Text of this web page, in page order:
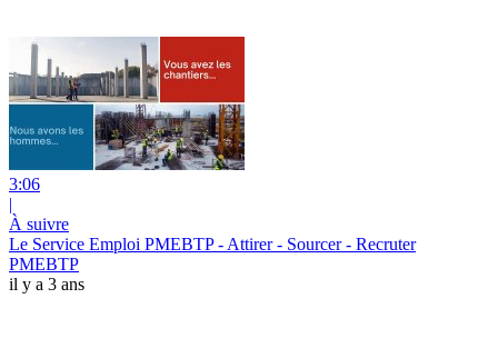
3:06
|
À suivre
Le Service Emploi PMEBTP - Attirer - Sourcer - Recruter
PMEBTP
il y a 3 ans